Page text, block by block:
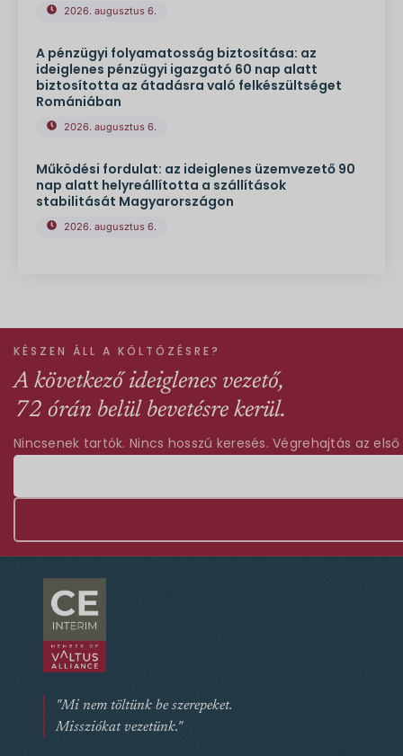
2026. augusztus 6.
A pénzügyi folyamatosság biztosítása: az
ideiglenes pénzügyi igazgató 60 nap alatt
biztosította az átadásra való felkészültséget
Romániában
2026. augusztus 6.
Működési fordulat: az ideiglenes üzemvezető 90
nap alatt helyreállította a szállítások
stabilitását Magyarországon
2026. augusztus 6.
KÉSZEN ÁLL A KÖLTÖZÉSRE?
A következő ideiglenes vezető,
72 órán belül bevetésre kerül.
Nincsenek tartók. Nincs hosszú keresés. Végrehajtás az
"Mi nem töltünk be szerepeket.
Missziókat vezetünk."